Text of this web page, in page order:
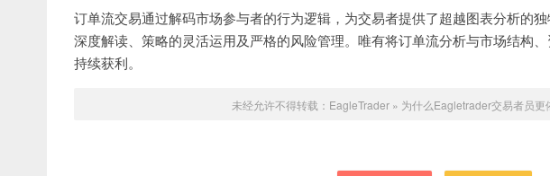
订单流交易通过解码市场参与者的行为逻辑，为交易者提供了超越图表分析的
深度解读、策略的灵活运用及严格的风险管理。唯有将订单流分析与市场结构
持续获利。
未经允许不得转载： EagleTrader» 为什么Eagletrader交易者员更